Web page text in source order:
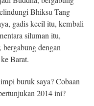
Bhiksu Tang
gadis kecil itu, kembali
siluman itu,
bergabung dengan
Barat.
buruk saya? Cobaan
2014 ini?